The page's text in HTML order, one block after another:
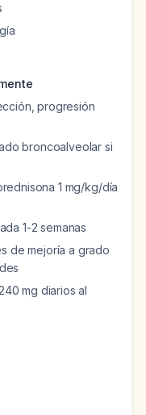
progresión
broncoalveolar si
1 mg/kg/día
1-2 semanas
de mejoría a grado
mg diarios al